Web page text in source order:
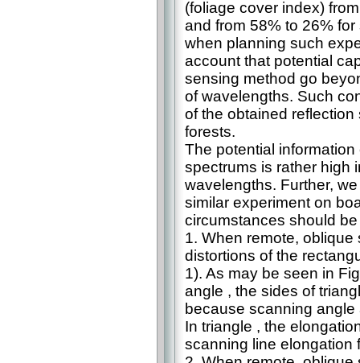
(foliage cover index)
and from 58% to 26%
when planning such
account that potential
sensing method go
of wavelengths. Such
of the obtained
forests.
The potential
spectrums is rather high
wavelengths. Further,
similar experiment on
circumstances should
1. When remote,
distortions of the
1). As may be seen in
angle , the sides of
because scanning
In triangle , the
scanning line elongation